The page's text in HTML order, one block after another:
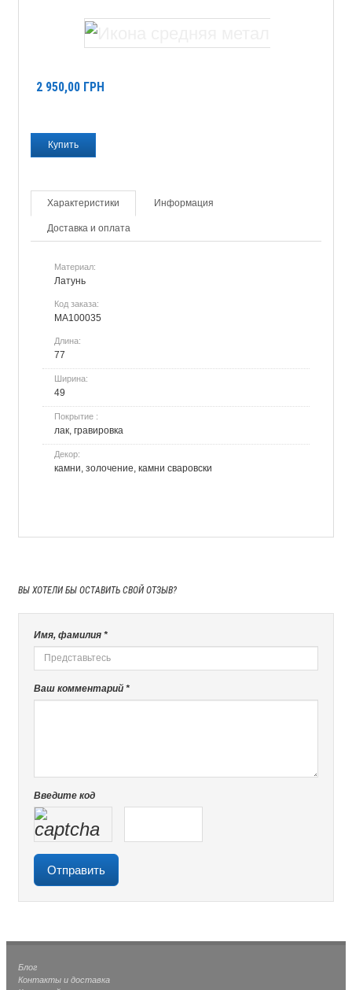
2 950,00 ГРН
Характеристики Информация
Доставка и оплата
Материал:
Латунь
Код заказа:
МА100035
Длина:
77
Ширина:
49
Покрытие :
лак, гравировка
Декор:
камни, золочение, камни сваровски
ВЫ ХОТЕЛИ БЫ ОСТАВИТЬ СВОЙ ОТЗЫВ?
Имя, фамилия *
Ваш комментарий *
Введите код
Блог
Контакты и доставка